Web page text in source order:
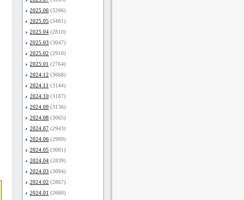
2025.06 (3266)
2025.05 (3481)
2025.04 (2810)
2025.03 (3047)
2025.02 (2910)
2025.01 (2764)
2024.12 (3668)
2024.11 (3144)
2024.10 (3187)
2024.09 (3136)
2024.08 (3065)
2024.07 (2943)
2024.06 (2989)
2024.05 (3061)
2024.04 (2839)
2024.03 (3094)
2024.02 (2867)
2024.01 (2660)